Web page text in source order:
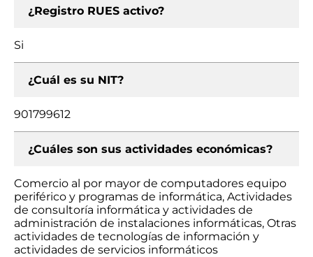
¿Registro RUES activo?
Si
¿Cuál es su NIT?
901799612
¿Cuáles son sus actividades económicas?
Comercio al por mayor de computadores equipo
periférico y programas de informática, Actividades
de consultoría informática y actividades de
administración de instalaciones informáticas, Otras
actividades de tecnologías de información y
actividades de servicios informáticos